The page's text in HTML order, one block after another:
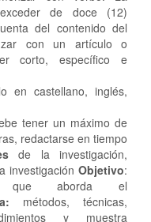
de doce (12)
del contenido del
con un artículo o
corto, específico e
en castellano, inglés,
tener un máximo de
redactarse en tiempo
de la investigación,
investigación Objetivo:
que aborda el
métodos, técnicas,
y muestra